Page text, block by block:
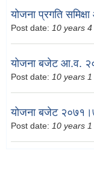
योजना प्रगति
Post date: 10 years 4
योजना बजेट आ.व.
Post date: 10 years 1
योजना बजेट
Post date: 10 years 1